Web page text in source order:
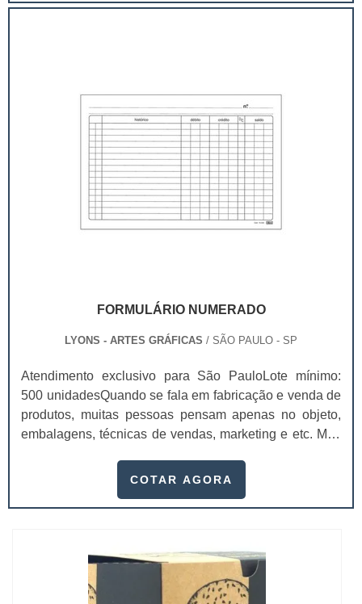
podem assegurar aos clientes características pontuais
FORMULÁRIO NUMERADO
LYONS - ARTES GRÁFICAS / SÃO PAULO - SP
Atendimento exclusivo para São PauloLote mínimo:
500 unidadesQuando se fala em fabricação e venda de
produtos, muitas pessoas pensam apenas no objeto,
embalagens, técnicas de vendas, marketing e etc. Mas
e logística adequada, esses esforços podem não valer
um papel de destaque muito abrangente, pois este item,
COTAR AGORA